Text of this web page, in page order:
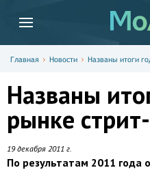
Главная Новости Названы итоги
Названы
рынке
19 декабря 2011 г.
По результатам 2011 года